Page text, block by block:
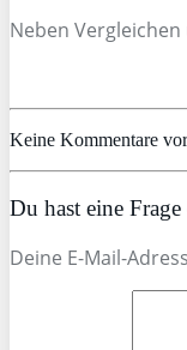
Neben
Keine Kommentare
Du hast eine
Deine E-Mail-